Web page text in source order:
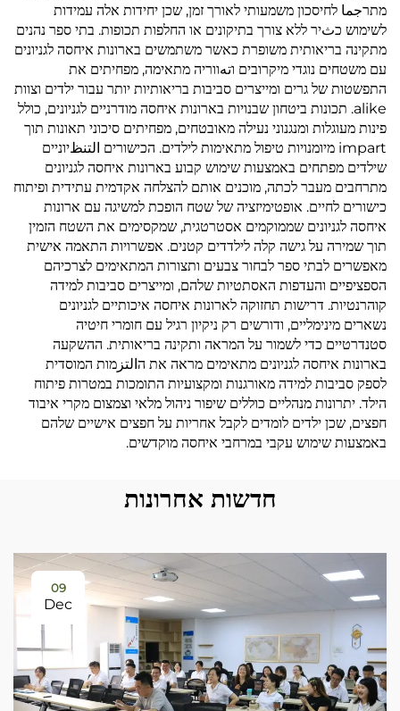
מתרجما לחיסכון משמעותי לאורך זמן, שכן יחידות אלה עמידות
לשימוש כثיר ללא צורך בתיקונים או החלפות תכופות. בתי ספר נהנים
מתקינה בריאותית משופרת כאשר משתמשים בארונות איחסה לגניונים
עם משטחים נוגדי מיקרובים וتهווריה מתאימה, מפחיתים את
התפשטות של גרים ומייצרים סביבות בריאותיות יותר עבור ילדים וצוות
alike. תכונות ביטחון שבנויות בארונות איחסה מודרניים לגניונים, כולל
פינות מעוגלות ומנגנוני נעילה מאובטחים, מפחיתים סיכוני תאונות תוך
impart מיומנויות טיפול מתאימות לילדים. הכישורים التنظיוניים
שילדים מפתחים באמצעות שימוש קבוע בארונות איחסה לגניונים
מתרחבים מעבר לכתה, מוכנים אותם להצלחה אקדמית עתידית ופיתוח
כישורים לחיים. אופטימיזציה של שטח הופכת למשיגה עם ארונות
איחסה לגניונים שממוקמים אסטרטגית, שמקסימים את השטח הזמין
תוך שמירה על גישה קלה לילדדים קטנים. אפשרויות התאמה אישית
מאפשרים לבתי ספר לבחור צבעים ותצורות המתאימים לצרכיהם
הספציפיים והעדפות האסתטיות שלהם, ומייצרים סביבות למידה
קוהרנטיות. דרישות תחזוקה לארונות איחסה איכותיים לגניונים
נשארים מינימליים, ודורשים רק ניקיון רגיל עם חומרי חיטיה
סטנדרטיים כדי לשמור על המראה ותקינה בריאותית. ההשקעה
בארונות איחסה לגניונים מתאימים מראה את הالتزמות המוסדית
לספק סביבות למידה מאורגנות ומקצועיות התומכות במטרות פיתוח
הילד. יתרונות מנהליים כוללים שיפור ניהול מלאי וצמצום מקרי איבוד
חפצים, שכן ילדים לומדים לקבל אחריות על חפצים אישיים שלהם
באמצעות שימוש עקבי במרחבי איחסה מוקדשים.
חדשות אחרונות
09
Dec